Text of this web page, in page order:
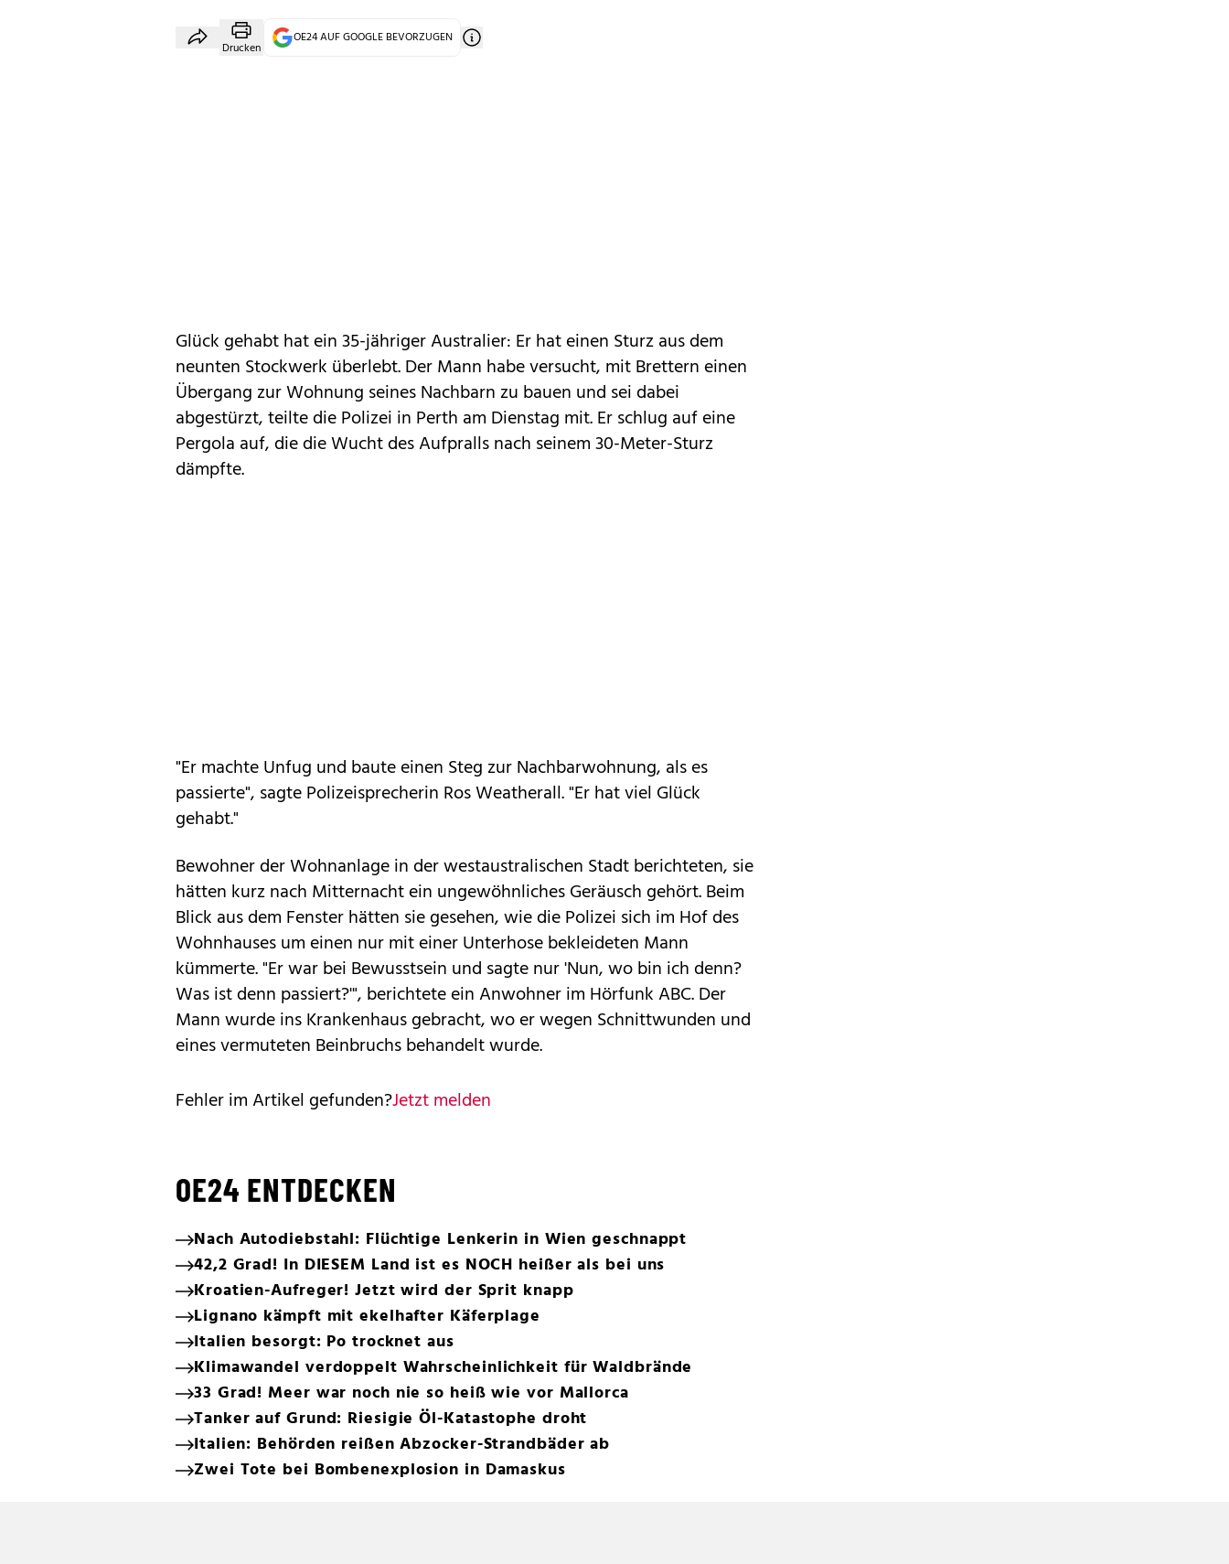
Drucken
OE24 AUF GOOGLE BEVORZUGEN
Glück gehabt hat ein 35-jähriger Australier: Er hat einen Sturz aus dem
neunten Stockwerk überlebt. Der Mann habe versucht, mit Brettern einen
Übergang zur Wohnung seines Nachbarn zu bauen und sei dabei
abgestürzt, teilte die Polizei in Perth am Dienstag mit. Er schlug auf eine
Pergola auf, die die Wucht des Aufpralls nach seinem 30-Meter-Sturz
dämpfte.
"Er machte Unfug und baute einen Steg zur Nachbarwohnung, als es
passierte", sagte Polizeisprecherin Ros Weatherall. "Er hat viel Glück
gehabt."
Bewohner der Wohnanlage in der westaustralischen Stadt berichteten, sie
hätten kurz nach Mitternacht ein ungewöhnliches Geräusch gehört. Beim
Blick aus dem Fenster hätten sie gesehen, wie die Polizei sich im Hof des
Wohnhauses um einen nur mit einer Unterhose bekleideten Mann
kümmerte. "Er war bei Bewusstsein und sagte nur 'Nun, wo bin ich denn?
Was ist denn passiert?'", berichtete ein Anwohner im Hörfunk ABC. Der
Mann wurde ins Krankenhaus gebracht, wo er wegen Schnittwunden und
eines vermuteten Beinbruchs behandelt wurde.
Fehler im Artikel gefunden?Jetzt melden
OE24 ENTDECKEN
Nach Autodiebstahl: Flüchtige Lenkerin in Wien geschnappt
42,2 Grad! In DIESEM Land ist es NOCH heißer als bei uns
Kroatien-Aufreger! Jetzt wird der Sprit knapp
Lignano kämpft mit ekelhafter Käferplage
Italien besorgt: Po trocknet aus
Klimawandel verdoppelt Wahrscheinlichkeit für Waldbrände
33 Grad! Meer war noch nie so heiß wie vor Mallorca
Tanker auf Grund: Riesigie Öl-Katastophe droht
Italien: Behörden reißen Abzocker-Strandbäder ab
Zwei Tote bei Bombenexplosion in Damaskus